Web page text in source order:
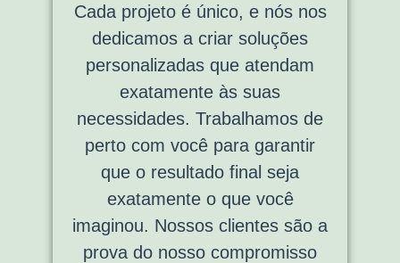
Cada projeto é único, e nós nos
dedicamos a criar soluções
personalizadas que atendam
exatamente às suas
necessidades. Trabalhamos de
perto com você para garantir
que o resultado final seja
exatamente o que você
imaginou. Nossos clientes são a
prova do nosso compromisso